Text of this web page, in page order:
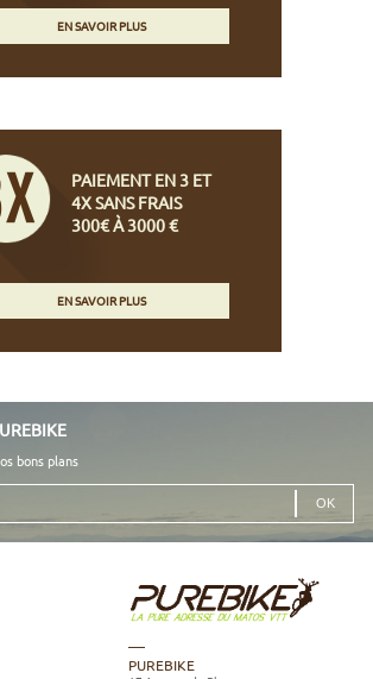
EN SAVOIR PLUS
PAIEMENT EN 3 ET
4X SANS FRAIS
300€ À 3000 €
EN SAVOIR PLUS
bons plans
PUREBIKE